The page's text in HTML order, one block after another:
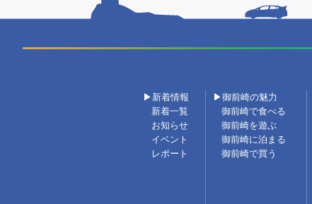
▶新着情報
新着一覧
お知らせ
イベント
レポート
▶御前崎の魅力
御前崎で食べる
御前崎を遊ぶ
御前崎に泊まる
御前崎で買う